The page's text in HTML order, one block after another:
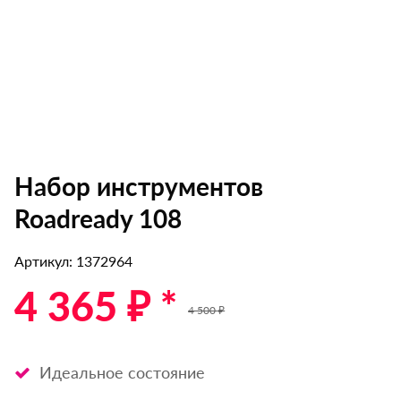
Набор инструментов
Roadready 108
Артикул: 1372964
4 365 ₽ * 4 500 ₽
Идеальное состояние